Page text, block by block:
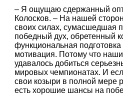
– Я ощущаю сдержанный
Колосков. – На нашей
своих силах, сумасшедшая
победный дух, обретенный
функциональная
мотивация. Потому что
удавалось добиться
мировых чемпионатах. И
свои козыри в полной мере
есть хорошие шансы на